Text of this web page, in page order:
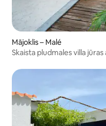
Mājoklis – Malé
Skaista pludmales villa